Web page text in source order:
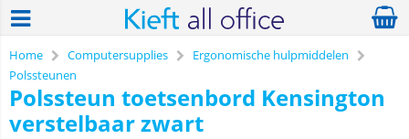
Home Computersupplies
Ergonomische hulpmiddelen
Polssteunen
Polssteun toetsenbord Kensington
verstelbaar zwart